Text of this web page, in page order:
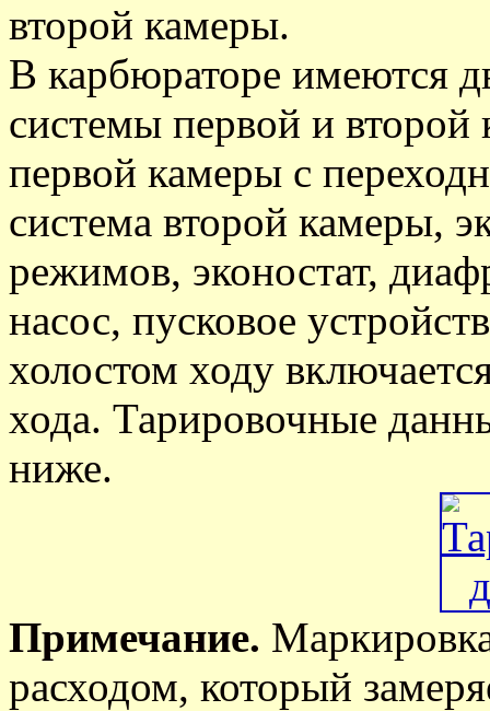
второй камеры.
В карбюраторе имеются
системы первой и второй
первой камеры с
система второй камеры,
режимов, эконостат,
насос, пусковое
холостом ходу
хода. Тарировочные
ниже.
Примечание.
расходом, который